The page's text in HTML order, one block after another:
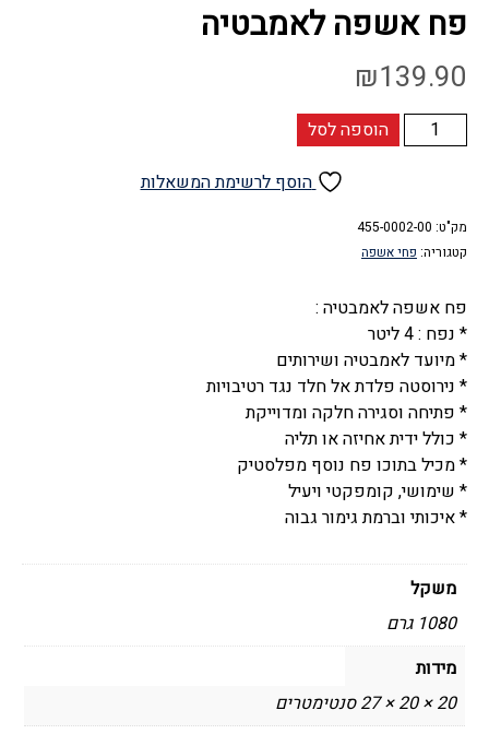
פח אשפה לאמבטיה
₪139.90
כמות
של
לאמבטיה
הוספה לסל
הוסף לרשימת המשאלות
מק"ט: 455-0002-00
קטגוריה: פחי אשפה
פח אשפה לאמבטיה :
* נפח : 4 ליטר
* מיועד לאמבטיה ושירותים
* נירוסטה פלדת אל חלד נגד רטיבויות
* פתיחה וסגירה חלקה ומדוייקת
* כולל ידית אחיזה או תליה
* מכיל בתוכו פח נוסף מפלסטיק
* שימושי, קומפקטי ויעיל
* איכותי וברמת גימור גבוה
משקל
1080 גרם
מידות
20 × 20 × 27 סנטימטרים